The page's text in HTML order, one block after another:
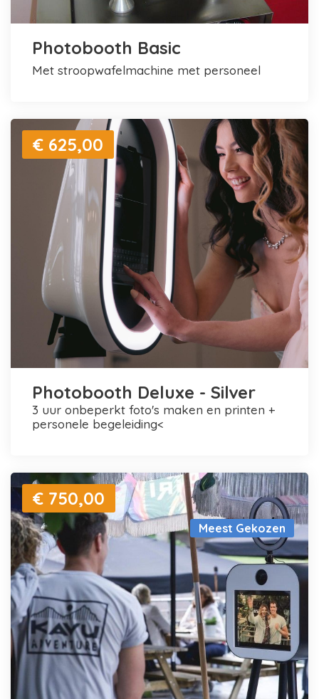
Photobooth Basic
met stroopwafelmachine met personeel
€ 625,00
Photobooth Deluxe - Silver
3 uur onbeperkt foto's maken en printen +
personele begeleiding<
Meest Gekozen
€ 750,00